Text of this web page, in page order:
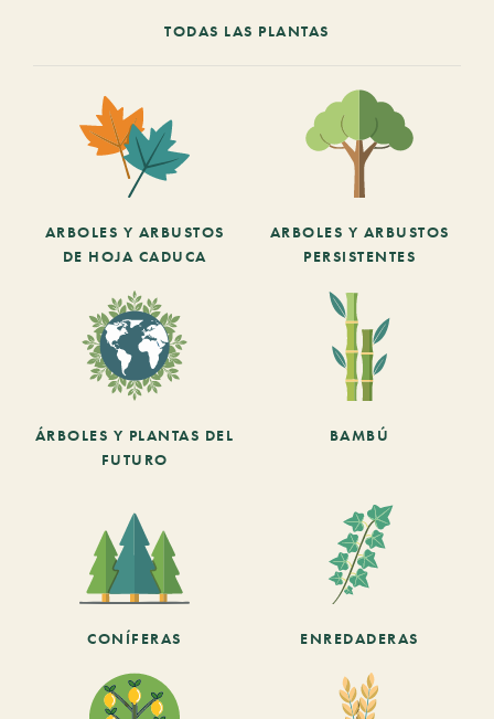
TODAS LAS PLANTAS
ARBOLES Y ARBUSTOS
DE HOJA CADUCA
ARBOLES Y ARBUSTOS
PERSISTENTES
ÁRBOLES Y PLANTAS DEL
FUTURO
BAMBÚ
CONÍFERAS ENREDADERAS